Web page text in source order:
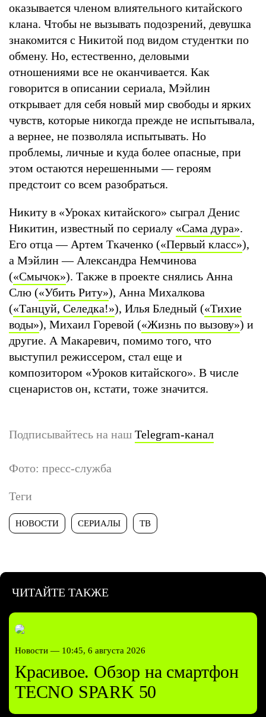
оказывается членом влиятельного китайского
клана. Чтобы не вызывать подозрений, девушка
знакомится с Никитой под видом студентки по
обмену. Но, естественно, деловыми
отношениями все не оканчивается. Как
говорится в описании сериала, Мэйлин
открывает для себя новый мир свободы и ярких
чувств, которые никогда прежде не испытывала,
а вернее, не позволяла испытывать. Но
проблемы, личные и куда более опасные, при
этом остаются нерешенными — героям
предстоит со всем разобраться.
Никиту в «Уроках китайского» сыграл Денис
Никитин, известный по сериалу «Сама дура».
Его отца — Артем Ткаченко («Первый класс»),
а Мэйлин — Александра Немчинова
(«Смычок»). Также в проекте снялись Анна
Слю («Убить Риту»), Анна Михалкова
(«Танцуй, Селедка!»), Илья Бледный («Тихие
воды»), Михаил Горевой («Жизнь по вызову») и
другие. А Макaревич, помимо того, что
выступил режиссером, стал еще и
композитором «Уроков китайского». В числе
сценаристов он, кстати, тоже значится.
Подписывайтесь на наш Telegram-канал
Фото: пресс-служба
Теги
НОВОСТИ СЕРИАЛЫ ТВ
ЧИТАЙТЕ ТАКЖЕ
Новости — 10:45, 6 августа 2026
Красивое. Обзор на смартфон
TECNO SPARK 50